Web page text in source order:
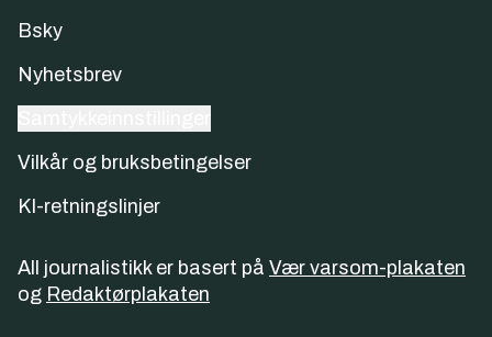
Bsky
Nyhetsbrev
Vilkår og bruksbetingelser
KI-retningslinjer
All journalistikk er basert på Vær varsom-plakaten
og Redaktørplakaten